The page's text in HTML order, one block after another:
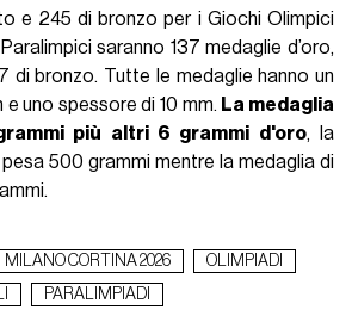
e animarsi quando lo svedese
dorsali in palestra, come svelato
interessato sui social. Il disegno si
con unacarpa Koidella tradizione
sacro buddhista delloYantradelle
di Leonardo Da Vinci e tanto
in un modo o nell’altro ha sempre
diSergio Ramos , un’enciclopedia
dello spagnolo convivono un